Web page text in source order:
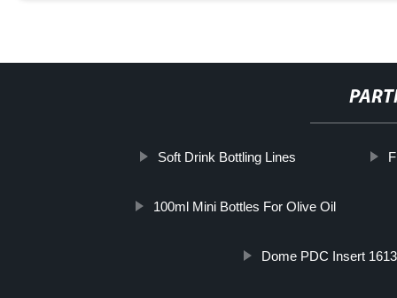
Soft Drink Bottling Lines
100ml Mini Bottles For Olive Oil
Dome PDC Insert 1613